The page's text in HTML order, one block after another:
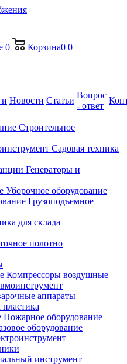
0 Корзина0 0
Новости Статьи
Вопрос
- ответ
Строительное
Садовая техника
Генераторы и
Уборочное оборудование
Грузоподъемное
для склада
полотно
Компрессоры воздушные
аппараты
Пожарное оборудование
оборудование